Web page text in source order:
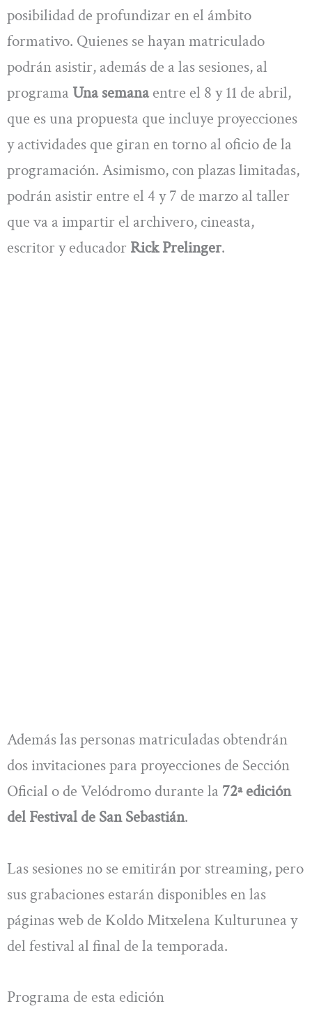
posibilidad de profundizar en el ámbito
formativo. Quienes se hayan matriculado
podrán asistir, además de a las sesiones, al
programa Una semanaentre el 8 y 11 de abril,
que es una propuesta que incluye proyecciones
y actividades que giran en torno al oficio de la
programación. Asimismo, con plazas limitadas,
podrán asistir entre el 4 y 7 de marzo al taller
que va a impartir el archivero, cineasta,
escritor y educador Rick Prelinger.
Además las personas matriculadas obtendrán
dos invitaciones para proyecciones de Sección
Oficial o de Velódromo durante la 72ª edición
del Festival de San Sebastián.
Las sesiones no se emitirán por streaming, pero
sus grabaciones estarán disponibles en las
páginas web de Koldo Mitxelena Kulturunea y
del festival al final de la temporada.
Programa de esta edición